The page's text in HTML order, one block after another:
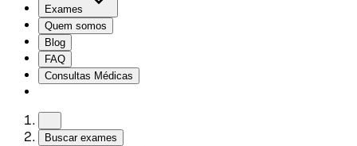
Exames
Quem somos
Blog
FAQ
Consultas Médicas
Buscar exames